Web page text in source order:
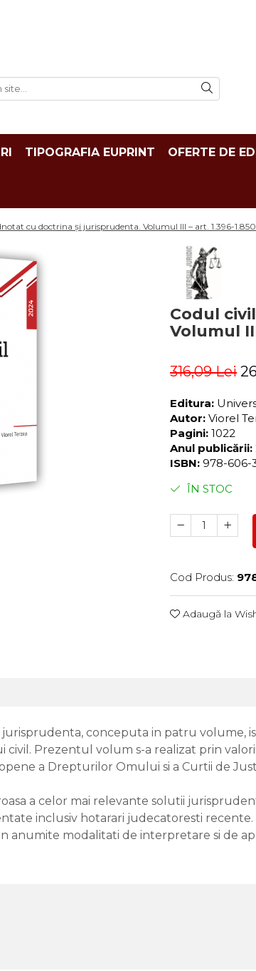
TIPOGRAFIA EUPRINT OFERTE DE
cu doctrina și jurisprudenta. Volumul III – art. 1.396-1.850
Codul
Volumul
316,09 Lei
Editura:
Autor: Viorel
Pagini: 1022
Anul publicării:
ISBN: 978-606-
ÎN STOC
Cod Produs:
Adaugă la
conceputa in patru volume,
civil. Prezentul volum s-a realizat prin
a Drepturilor Omului si a Curtii de
a celor mai relevante solutii
inclusiv hotarari judecatoresti
anumite modalitati de interpretare si de